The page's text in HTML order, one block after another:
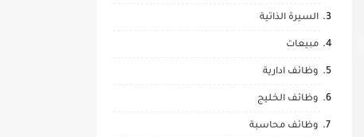
السيرة الذاتية
مبيعات
وظائف ادارية
وظائف الخليج
وظائف محاسبة